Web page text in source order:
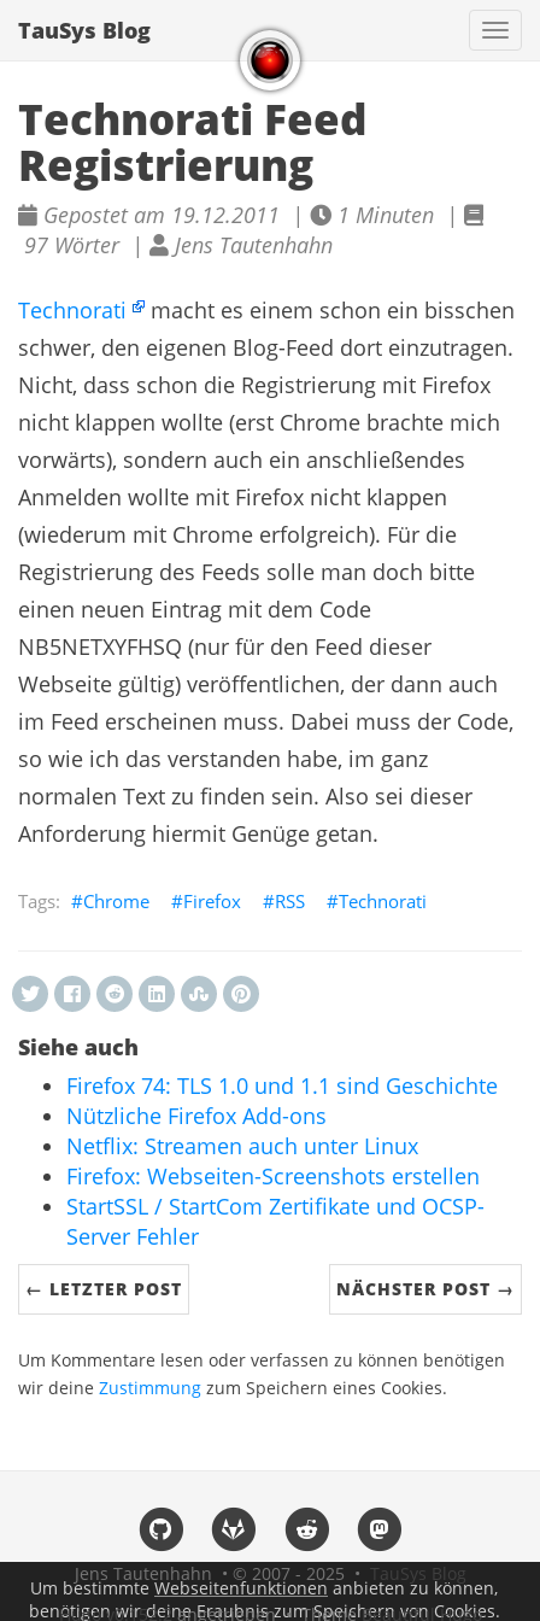
TauSys Blog
Technorati Feed
Registrierung
Gepostet am 19.12.2011 |
1 Minuten |
97 Wörter |
Jens Tautenhahn
Technorati
macht es einem schon ein bisschen
schwer, den eigenen Blog-Feed dort einzutragen.
Nicht, dass schon die Registrierung mit Firefox
nicht klappen wollte (erst Chrome brachte mich
vorwärts), sondern auch ein anschließendes
Anmelden wollte mit Firefox nicht klappen
(wiederum mit Chrome erfolgreich). Für die
Registrierung des Feeds solle man doch bitte
einen neuen Eintrag mit dem Code
NB5NETXYFHSQ (nur für den Feed dieser
Webseite gültig) veröffentlichen, der dann auch
im Feed erscheinen muss. Dabei muss der Code,
so wie ich das verstanden habe, im ganz
normalen Text zu finden sein. Also sei dieser
Anforderung hiermit Genüge getan.
Chrome Firefox RSS Technorati
Siehe auch
Firefox 74: TLS 1.0 und 1.1 sind Geschichte
Nützliche Firefox Add-ons
Netflix: Streamen auch unter Linux
Firefox: Webseiten-Screenshots erstellen
StartSSL / StartCom Zertifikate und OCSP-
Server Fehler
← LETZTER POST NÄCHSTER POST →
Um Kommentare lesen oder verfassen zu können benötigen
wir deine Zustimmung zum Speichern eines Cookies.
Um bestimmte Webseitenfunktionen anbieten zu können,
benötigen wir deine Eraubnis zum Speichern von Cookies.
Jens Tautenhahn • © 2007 - 2025 • TauSys Blog
Hugo v0.152.2angetrieben • ThemeBeautiful Hugo